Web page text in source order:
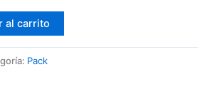
al carrito
Pack